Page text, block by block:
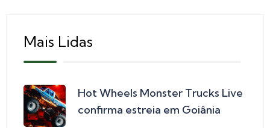
Mais Lidas
Hot Wheels Monster Trucks Live
confirma estreia em Goiânia